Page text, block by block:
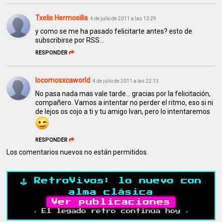
Txelis Hermosilla 4 de julio de 2011 a las 13:29
y como se me ha pasado felicitarte antes? esto de
subscribirse por RSS...
RESPONDER
locomosxcaworld 4 de julio de 2011 a las 22:13
No pasa nada mas vale tarde... gracias por la felicitación,
compañero. Vamos a intentar no perder el ritmo, eso si ni
de lejos os cojo a ti y tu amigo Ivan, pero lo intentaremos
RESPONDER
Los comentarios nuevos no están permitidos.
🕹️ RetroVivos: lo nuevo con
alma clásica
Ver publicaciones
⚡ El legado retro continúa hoy ⚡